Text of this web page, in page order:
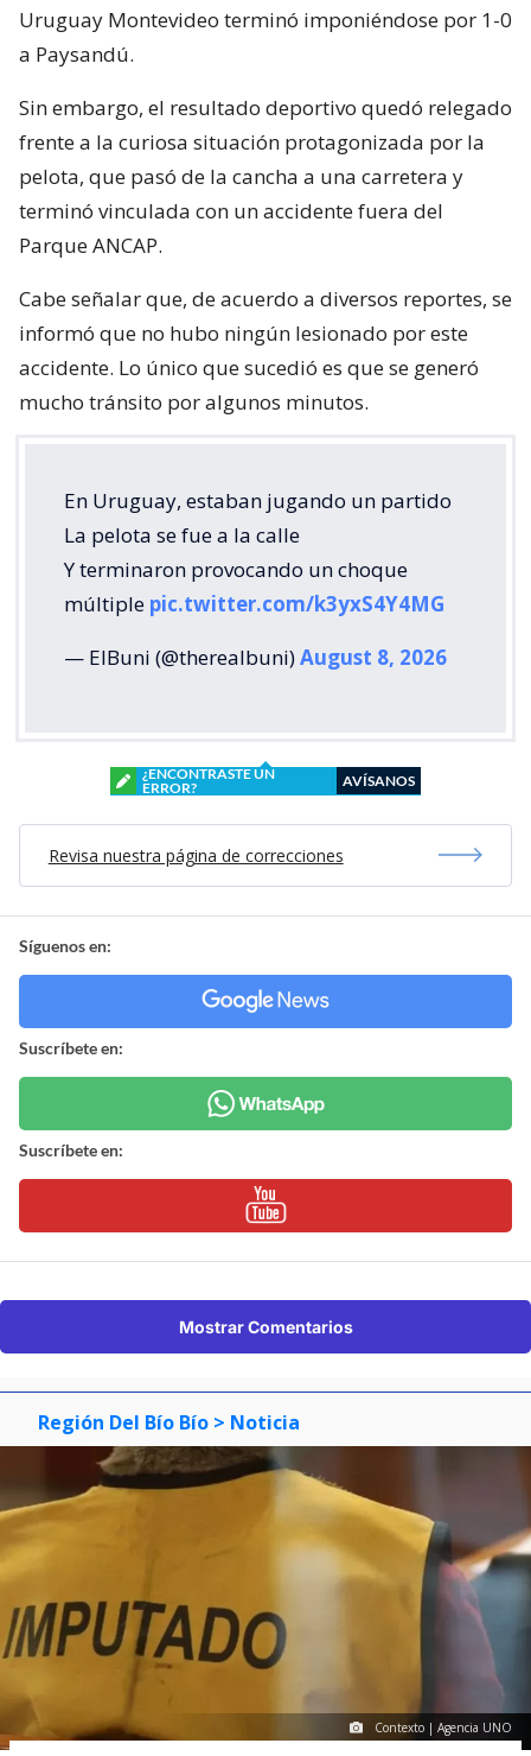
Uruguay Montevideo terminó imponiéndose por 1-0
a Paysandú.
Sin embargo, el resultado deportivo quedó relegado
frente a la curiosa situación protagonizada por la
pelota, que pasó de la cancha a una carretera y
terminó vinculada con un accidente fuera del
Parque ANCAP.
Cabe señalar que, de acuerdo a diversos reportes, se
informó que no hubo ningún lesionado por este
accidente. Lo único que sucedió es que se generó
mucho tránsito por algunos minutos.
En Uruguay, estaban jugando un partido
La pelota se fue a la calle
Y terminaron provocando un choque
múltiple pic.twitter.com/k3yxS4Y4MG
— ElBuni (@therealbuni)August 8, 2026
¿ENCONTRASTE UN
ERROR?
AVÍSANOS
Revisa nuestra página de correcciones
Síguenos en:
Suscríbete en:
Suscríbete en:
Mostrar Comentarios
Región Del Bío Bío > Noticia
Contexto | Agencia UNO